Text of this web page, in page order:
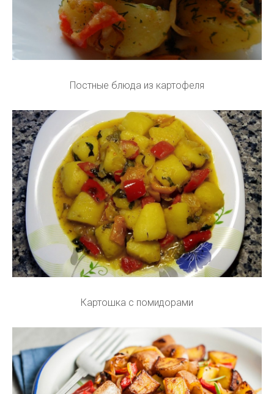
Постные блюда из картофеля
Картошка с помидорами